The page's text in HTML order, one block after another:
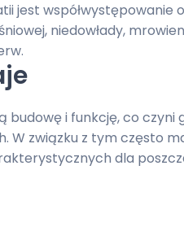
jest współwystępowanie
niedowłady,
budowę i funkcję, co czyni
W związku z tym często
dla